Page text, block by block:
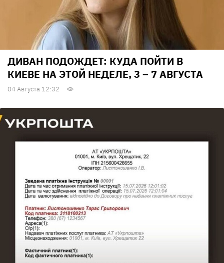
ДИВАН ПОДОЖДЕТ: КУДА ПОЙТИ В
КИЕВЕ НА ЭТОЙ НЕДЕЛЕ, 3 – 7 АВГУСТА
04 Августа 12:32